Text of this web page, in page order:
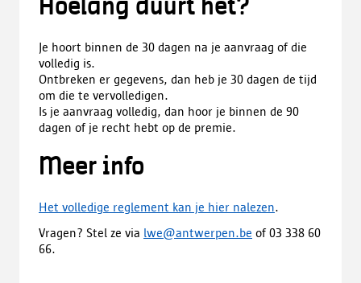
Hoelang duurt het?
Je hoort binnen de 30 dagen na je aanvraag of die
volledig is.
Ontbreken er gegevens, dan heb je 30 dagen de tijd
om die te vervolledigen.
Is je aanvraag volledig, dan hoor je binnen de 90
dagen of je recht hebt op de premie.
Meer info
Het volledige reglement kan je hier nalezen.
Vragen? Stel ze via lwe@antwerpen.be of 03 338 60
66.